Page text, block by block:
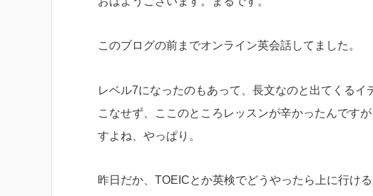
このブログの前までオンライン英会話してました。
レベル7になったのもあって、長文なのと出てくる
こなせず、ここのところレッスンが辛かったんです
すよね、やっぱり。
昨日だか、TOEICとか英検でどうやったら上に行け